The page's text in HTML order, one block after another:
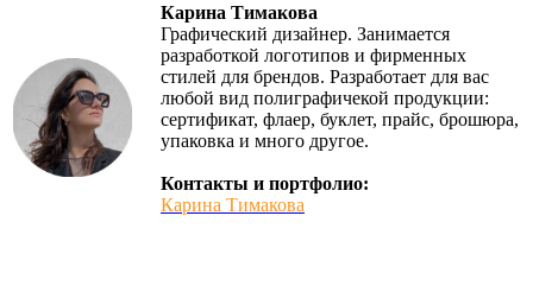
Карина Тимакова
Графический дизайнер. Занимается
разработкой логотипов и фирменных
стилей для брендов. Разработает для вас
любой вид полиграфичекой продукции:
сертификат, флаер, буклет, прайс, брошюра,
упаковка и много другое.
Контакты и портфолио:
Карина Тимакова